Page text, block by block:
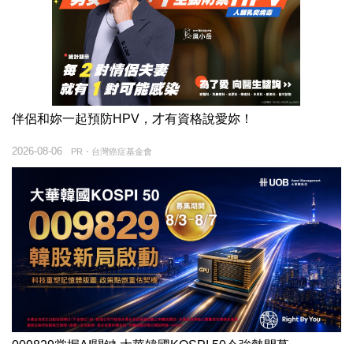
伴侶和妳一起預防HPV，才有資格說愛妳！
PR・台灣癌症基金會
2026-08-06